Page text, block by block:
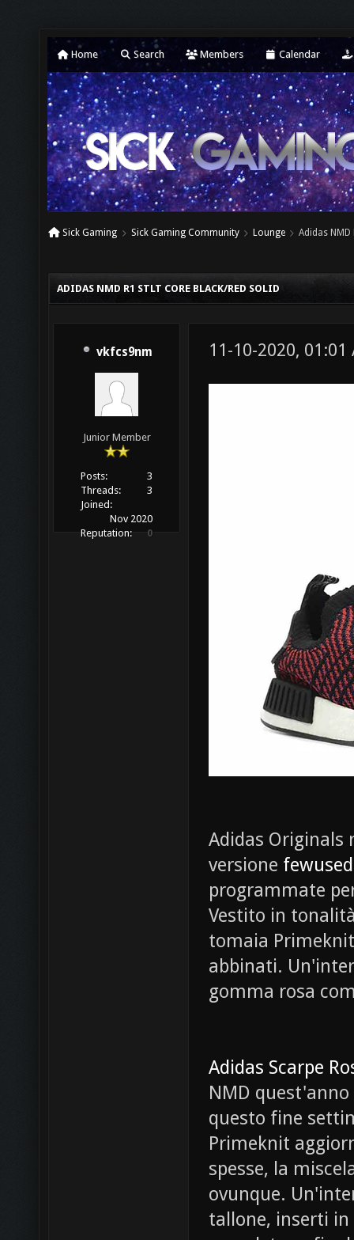
Home Search Members Calendar
Sick Gaming Sick Gaming Community Lounge Adidas NMD
ADIDAS NMD R1 STLT CORE BLACK/RED SOLID
vkfcs9nm
Junior Member
Posts:
3
Threads:
3
Joined:
Nov 2020
Reputation:
0
11-10-2020, 01:01
Adidas Originals
versione
programmate
Vestito in
tomaia
abbinati.
gomma rosa
Adidas Scarpe
NMD
questo fine
Primeknit
spesse, la
ovunque.
tallone, inserti in